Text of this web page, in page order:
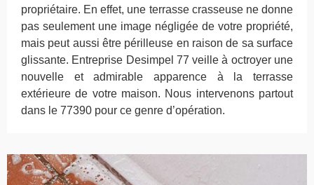
propriétaire. En effet, une terrasse crasseuse ne donne
pas seulement une image négligée de votre propriété,
mais peut aussi être périlleuse en raison de sa surface
glissante. Entreprise Desimpel 77 veille à octroyer une
nouvelle et admirable apparence à la terrasse
extérieure de votre maison. Nous intervenons partout
dans le 77390 pour ce genre d’opération.